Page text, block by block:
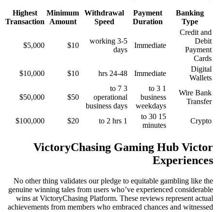
Withdrawal
Speed
Minimum
Amount
Highest
Transaction
3-5 working
days
$10
$5,000
24-48 hrs
$10
$10,000
3 to 7
operational
business days
$50
$50,000
1 to 2 hrs
$20
$100,000
VictoryChasing
No other thing validates our pledge to
genuine winning tales from users
wins at VictoryChasing Platform.
achievements from members who